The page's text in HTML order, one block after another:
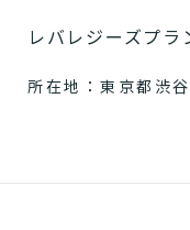
レバレジーズプ
所在地：東京都渋